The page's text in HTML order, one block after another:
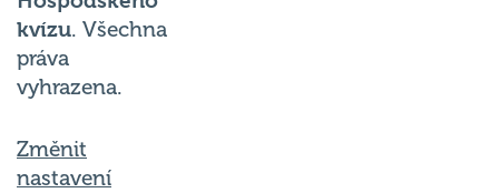
kvízu. Všechna
práva
vyhrazena.
Změnit
nastavení